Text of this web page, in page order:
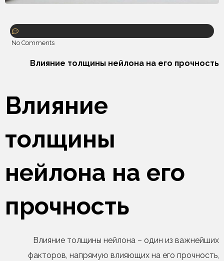
No Comments
Влияние толщины нейлона на его прочность
Влияние
толщины
нейлона на его
прочность
Влияние толщины нейлона – один из важнейших
факторов, напрямую влияющих на его прочность,